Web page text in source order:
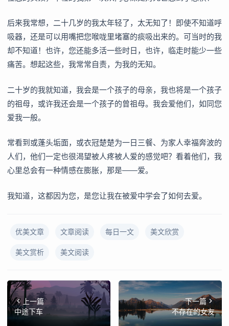
后来我常想，二十几岁的我太年轻了，太无知了！即使不知道呼
吸器，还是可以用嘴把您喉咙里堵塞的痰吸出来的。可当时的我
却不知道！也许，您还能多活一些时日，也许，临走时能少一些
痛苦。想起这些，我常常自责，为我的无知。
二十岁的我就知道，我会是一个孩子的母亲，我也将是一个孩子
的祖母，或许我还会是一个孩子的曾祖母。我会爱他们，如同您
爱我一般。
常看到或蓬头垢面，或衣冠楚楚为一日三餐、为家人幸福奔波的
人们，他们一定也很渴望被人疼被人爱的感觉吧？看着他们，我
心里总会有一种情感在膨胀，那是——爱。
我知道，这都因为您，是您让我在被爱中学会了如何去爱。
优美文章 文章阅读 每日一文 美文欣赏
美文赏析 美文阅读
上一篇
中途下车
下一篇
不存在的女友